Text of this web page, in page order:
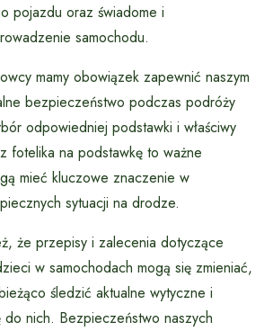
pojazdu oraz świadome i
samochodu.
mamy obowiązek zapewnić naszym
bezpieczeństwo podczas podróży
odpowiedniej podstawki i właściwy
fotelika na podstawkę to ważne
mieć kluczowe znaczenie w
sytuacji na drodze.
że przepisy i zalecenia dotyczące
w samochodach mogą się zmieniać,
śledzić aktualne wytyczne i
nich. Bezpieczeństwo naszych